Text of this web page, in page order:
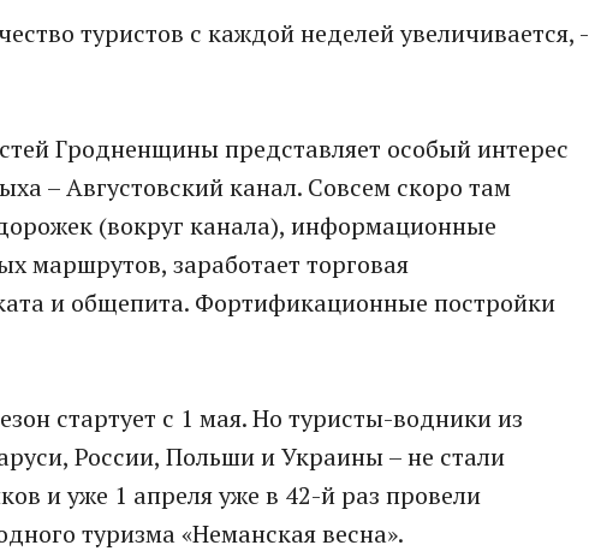
туристов с каждой неделей увеличивается, -
Гродненщины представляет особый интерес
– Августовский канал. Совсем скоро там
(вокруг канала), информационные
маршрутов, заработает торговая
и общепита. Фортификационные постройки
стартует с 1 мая. Но туристы-водники из
России, Польши и Украины – не стали
и уже 1 апреля уже в 42-й раз провели
туризма «Неманская весна».